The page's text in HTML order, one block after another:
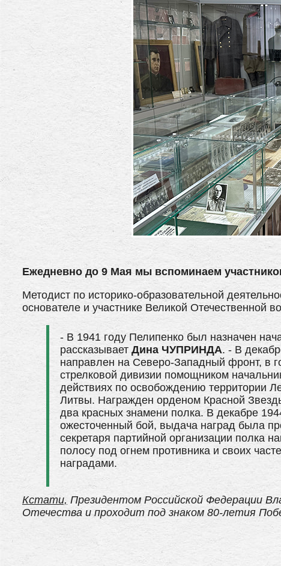
Ежедневно до 9 Мая мы вспоминаем
Методист по историко-образовательной
основателе и участнике Великой Отечественной
- В 1941 году Пелипенко был назначен
рассказывает Дина ЧУПРИНДА. - В
направлен на Северо-Западный фронт, в
стрелковой дивизии помощником
действиях по освобождению территории
Литвы. Награжден орденом Красной
два красных знамени полка. В декабре
ожесточенный бой, выдача наград была
секретаря партийной организации полка
полосу под огнем противника и своих
наградами.
Кстати, Президентом Российской Федерации
Отечества и проходит под знаком 80-летия